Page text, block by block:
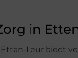
in
Leur biedt